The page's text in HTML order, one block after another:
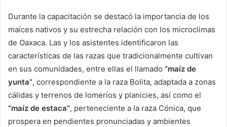
Durante la capacitación se destacó la importancia de los
maíces nativos y su estrecha relación con los microclimas
de Oaxaca. Las y los asistentes identificaron las
características de las razas que tradicionalmente cultivan
en sus comunidades, entre ellas el llamado “maíz de
yunta”, correspondiente a la raza Bolita, adaptada a zonas
cálidas y terrenos de lomeríos y planicies, así como el
“maíz de estaca”, perteneciente a la raza Cónica, que
prospera en pendientes pronunciadas y ambientes